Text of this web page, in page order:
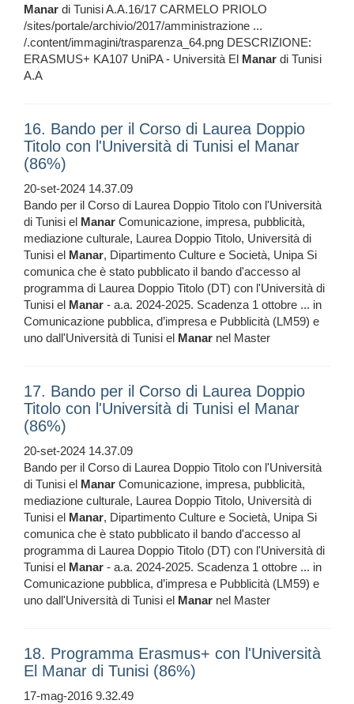
Manar di Tunisi A.A.16/17 CARMELO PRIOLO
/sites/portale/archivio/2017/amministrazione ...
/.content/immagini/trasparenza_64.png DESCRIZIONE:
ERASMUS+ KA107 UniPA - Università El Manar di Tunisi
A.A
16. Bando per il Corso di Laurea Doppio
Titolo con l'Università di Tunisi el Manar
(86%)
20-set-2024 14.37.09
Bando per il Corso di Laurea Doppio Titolo con l'Università
di Tunisi el Manar Comunicazione, impresa, pubblicità,
mediazione culturale, Laurea Doppio Titolo, Università di
Tunisi el Manar, Dipartimento Culture e Società, Unipa Si
comunica che è stato pubblicato il bando d'accesso al
programma di Laurea Doppio Titolo (DT) con l'Università di
Tunisi el Manar - a.a. 2024-2025. Scadenza 1 ottobre ... in
Comunicazione pubblica, d’impresa e Pubblicità (LM59) e
uno dall'Università di Tunisi el Manar nel Master
17. Bando per il Corso di Laurea Doppio
Titolo con l'Università di Tunisi el Manar
(86%)
20-set-2024 14.37.09
Bando per il Corso di Laurea Doppio Titolo con l'Università
di Tunisi el Manar Comunicazione, impresa, pubblicità,
mediazione culturale, Laurea Doppio Titolo, Università di
Tunisi el Manar, Dipartimento Culture e Società, Unipa Si
comunica che è stato pubblicato il bando d'accesso al
programma di Laurea Doppio Titolo (DT) con l'Università di
Tunisi el Manar - a.a. 2024-2025. Scadenza 1 ottobre ... in
Comunicazione pubblica, d’impresa e Pubblicità (LM59) e
uno dall'Università di Tunisi el Manar nel Master
18. Programma Erasmus+ con l'Università
El Manar di Tunisi (86%)
17-mag-2016 9.32.49